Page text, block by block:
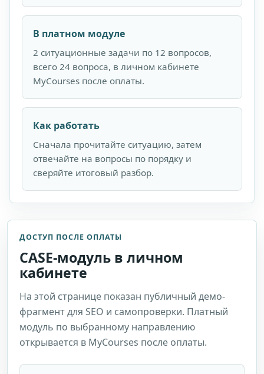
В платном модуле
2 ситуационные задачи по 12 вопросов,
всего 24 вопроса, в личном кабинете
MyCourses после оплаты.
Как работать
Сначала прочитайте ситуацию, затем
отвечайте на вопросы по порядку и
сверяйте итоговый разбор.
ДОСТУП ПОСЛЕ ОПЛАТЫ
CASE-модуль в личном
кабинете
На этой странице показан публичный демо-
фрагмент для SEO и самопроверки. Платный
модуль по выбранному направлению
открывается в MyCourses после оплаты.